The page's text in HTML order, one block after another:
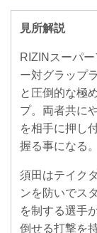
見所解説
RIZINスーパ
ー対グラップ
と圧倒的な極
プ。両者共に
を相手に押し
握る事になる。
須田はテイク
ンを防いでス
を制する選手
倒せる打撃を